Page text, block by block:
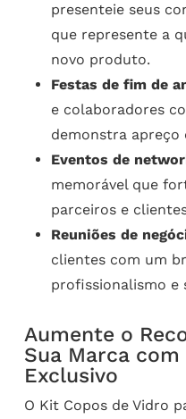
presenteie seus
que represente a
novo produto.
Festas de fim de
e colaboradores
demonstra apreço
Eventos de
memorável que
parceiros e
Reuniões de
clientes com um
profissionalismo e
Aumente o
Sua Marca
Exclusivo
O Kit Copos de Vidro